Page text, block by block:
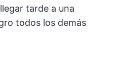
tarde a una
todos los demás